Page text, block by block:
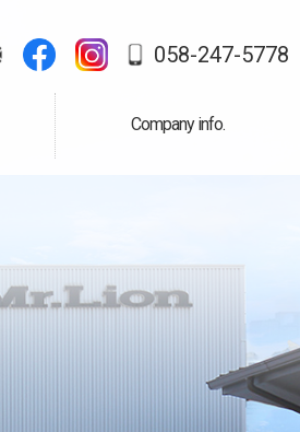
058-247-5778
Company info.
会社案内